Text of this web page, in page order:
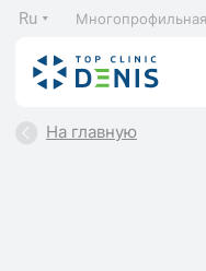
Ru
На главную